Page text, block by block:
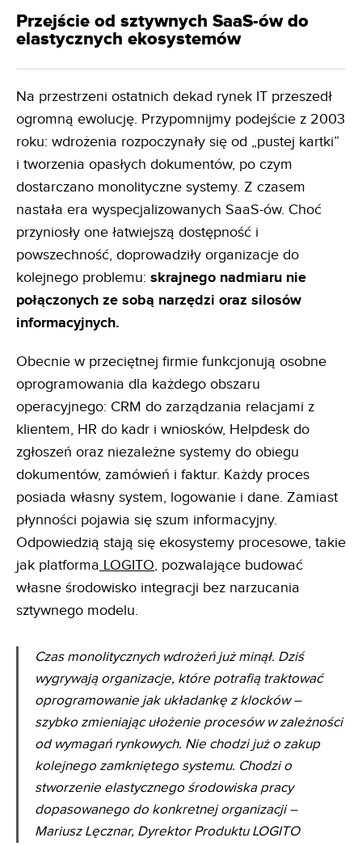
Przejście od sztywnych SaaS-ów do
elastycznych ekosystemów
Na przestrzeni ostatnich dekad rynek IT przeszedł
ogromną ewolucję. Przypomnijmy podejście z 2003
roku: wdrożenia rozpoczynały się od „pustej kartki”
i tworzenia opasłych dokumentów, po czym
dostarczano monolityczne systemy. Z czasem
nastała era wyspecjalizowanych SaaS-ów. Choć
przyniosły one łatwiejszą dostępność i
powszechność, doprowadziły organizacje do
kolejnego problemu: skrajnego nadmiaru nie
połączonych ze sobą narzędzi oraz silosów
informacyjnych.
Obecnie w przeciętnej firmie funkcjonują osobne
oprogramowania dla każdego obszaru
operacyjnego: CRM do zarządzania relacjami z
klientem, HR do kadr i wniosków, Helpdesk do
zgłoszeń oraz niezależne systemy do obiegu
dokumentów, zamówień i faktur. Każdy proces
posiada własny system, logowanie i dane. Zamiast
płynności pojawia się szum informacyjny.
Odpowiedzią stają się ekosystemy procesowe, takie
jak platforma LOGITO, pozwalające budować
własne środowisko integracji bez narzucania
sztywnego modelu.
Czas monolitycznych wdrożeń już minął. Dziś
wygrywają organizacje, które potrafią traktować
oprogramowanie jak układankę z klocków –
szybko zmieniając ułożenie procesów w zależności
od wymagań rynkowych. Nie chodzi już o zakup
kolejnego zamkniętego systemu. Chodzi o
stworzenie elastycznego środowiska pracy
dopasowanego do konkretnej organizacji –
Mariusz Lęcznar, Dyrektor Produktu LOGITO